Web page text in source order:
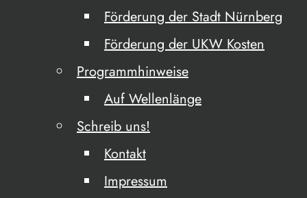
Förderung der Stadt Nürnberg
Förderung der UKW Kosten
Programmhinweise
Auf Wellenlänge
Schreib uns!
Kontakt
Impressum